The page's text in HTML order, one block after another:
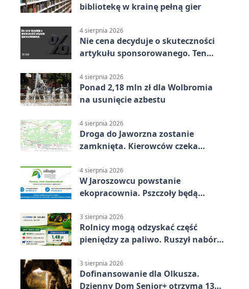
bibliotekę w krainę pełną gier
4 sierpnia 2026
Nie cena decyduje o skuteczności
artykułu sponsorowanego. Ten
4 sierpnia 2026
Ponad 2,18 mln zł dla Wolbromia
na usunięcie azbestu
4 sierpnia 2026
Droga do Jaworzna zostanie
zamknięta. Kierowców czeka
4 sierpnia 2026
W Jaroszowcu powstanie
ekopracownia. Pszczoły będą
3 sierpnia 2026
Rolnicy mogą odzyskać część
pieniędzy za paliwo. Ruszył nabór
3 sierpnia 2026
Dofinansowanie dla Olkusza.
Dzienny Dom Senior+ otrzyma 134